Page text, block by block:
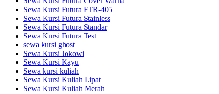
Sewa Kursi Futura FTR-405
Sewa Kursi Futura Stainless
Sewa Kursi Futura Standar
Sewa Kursi Futura Test
sewa kursi ghost
Sewa Kursi Jokowi
Sewa Kursi Kayu
Sewa kursi kuliah
Sewa Kursi Kuliah Lipat
Sewa Kursi Kuliah Merah